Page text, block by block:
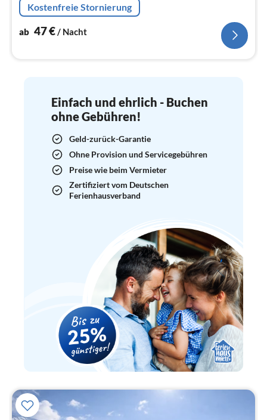
Kostenfreie Stornierung
ab 47€/ Nacht
Einfach und ehrlich - Buchen
ohne Gebühren!
Geld-zurück-Garantie
Ohne Provision und Servicegebühren
Preise wie beim Vermieter
Zertifiziert vom Deutschen
Ferienhausverband